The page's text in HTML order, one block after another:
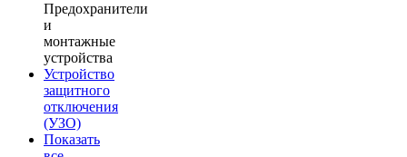
Предохранители
и
монтажные
устройства
Устройство
защитного
отключения
(УЗО)
Показать